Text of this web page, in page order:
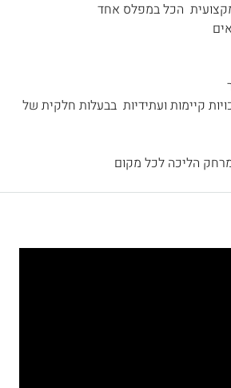
קיימות ועתידיות בבעלות חלקית של
הליכה לכל מקום